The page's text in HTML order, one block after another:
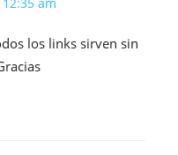
los links sirven sin